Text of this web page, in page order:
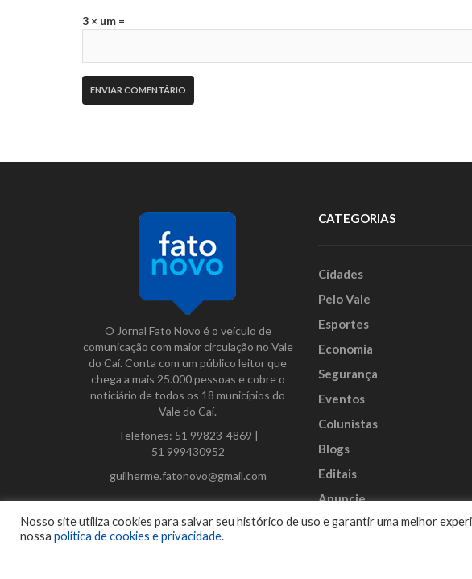
3 × um =
O Jornal Fato Novo é o veículo de
comunicação com maior circulação no Vale
do Caí. Conta com um público leitor que
chega a mais 25.000 pessoas e cobre o
noticiário de todos os 18 municípios do
Vale do Caí.
Telefones: 51 99823-4869 |
51 999430952
guilherme.fatonovo@gmail.com
Facebook
Instagram
Twitter
CATEGORIAS
Cidades
Pelo Vale
Esportes
Economia
Segurança
Eventos
Colunistas
Blogs
Editais
Anuncie
Nosso site utiliza cookies para salvar seu histórico de uso e garantir uma melhor
nossa política de cookies e privacidade.